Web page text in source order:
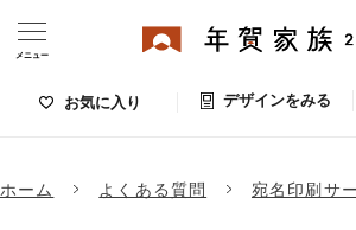
お気に入り デザインをみる
メニュー
ホーム よくある質問 宛名印刷サ